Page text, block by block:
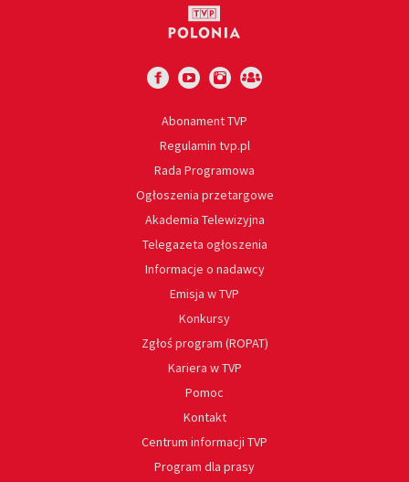
Abonament TVP
Regulamin tvp.pl
Rada Programowa
Ogłoszenia przetargowe
Akademia Telewizyjna
Telegazeta ogłoszenia
Informacje o nadawcy
Emisja w TVP
Konkursy
Zgłoś program (ROPAT)
Kariera w TVP
Pomoc
Kontakt
Centrum informacji TVP
Program dla prasy